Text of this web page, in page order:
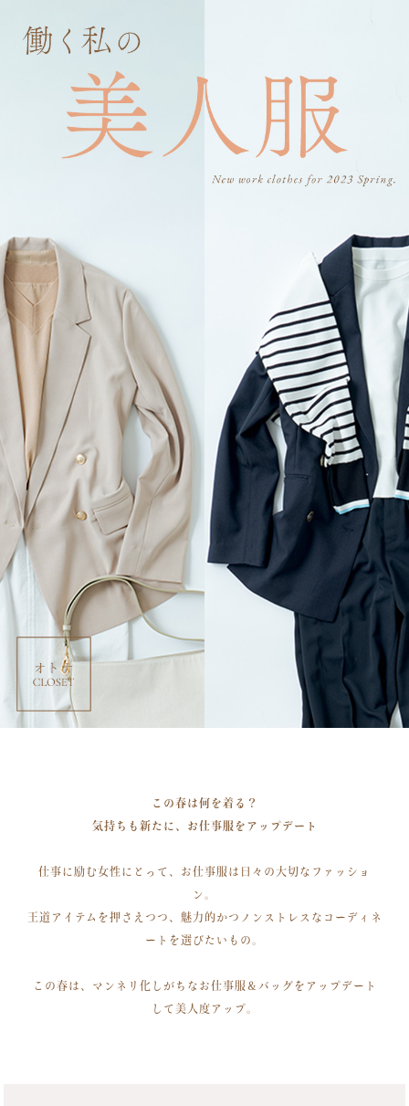
この春は何を着る？
気持ちも新たに、お仕事服をアップデート
仕事に励む女性にとって、お仕事服は日々の大切なファッショ
ン。
王道アイテムを押さえつつ、魅力的かつノンストレスなコーディネ
ートを選びたいもの。
この春は、マンネリ化しがちなお仕事服＆バッグをアップデート
して美人度アップ。